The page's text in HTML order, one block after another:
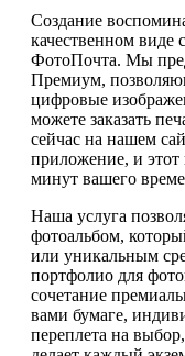
Создание
качественном виде
ФотоПочта. Мы
Премиум,
цифровые
можете заказать
сейчас на нашем
приложение, и этот
минут вашего
Наша услуга
фотоальбом,
или уникальным
портфолио для
сочетание
вами бумаге,
переплета на